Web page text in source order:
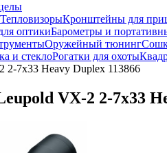
ТепловизорыКронштейны для
оптикиБарометры и
Оружейный тюнинг
и стеклоРогатки для охоты
7x33 Heavy Duplex 113866
VX-2 2-7x33